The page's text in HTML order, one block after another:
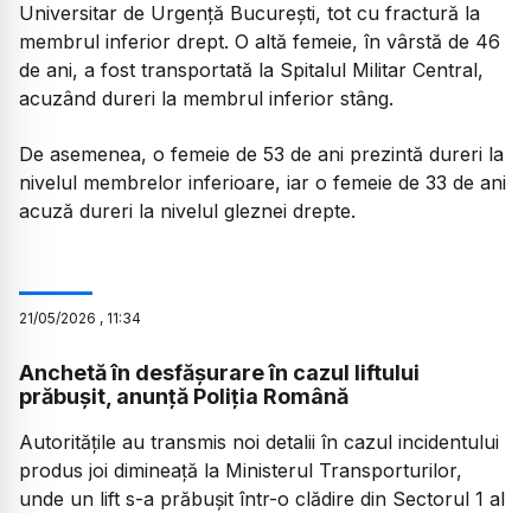
Universitar de Urgență București, tot cu fractură la
membrul inferior drept. O altă femeie, în vârstă de 46
de ani, a fost transportată la Spitalul Militar Central,
acuzând dureri la membrul inferior stâng.
De asemenea, o femeie de 53 de ani prezintă dureri la
nivelul membrelor inferioare, iar o femeie de 33 de ani
acuză dureri la nivelul gleznei drepte.
21/05/2026 , 11:34
Anchetă în desfășurare în cazul liftului
prăbușit, anunță Poliția Română
Autoritățile au transmis noi detalii în cazul incidentului
produs joi dimineață la Ministerul Transporturilor,
unde un lift s-a prăbușit într-o clădire din Sectorul 1 al